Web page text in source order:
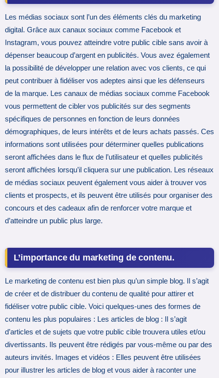
Les médias sociaux sont l’un des éléments clés du marketing
digital. Grâce aux canaux sociaux comme Facebook et
Instagram, vous pouvez atteindre votre public cible sans avoir à
dépenser beaucoup d’argent en publicités. Vous avez également
la possibilité de développer une relation avec vos clients, ce qui
peut contribuer à fidéliser vos adeptes ainsi que les défenseurs
de la marque. Les canaux de médias sociaux comme Facebook
vous permettent de cibler vos publicités sur des segments
spécifiques de personnes en fonction de leurs données
démographiques, de leurs intérêts et de leurs achats passés. Ces
informations sont utilisées pour déterminer quelles publications
seront affichées dans le flux de l’utilisateur et quelles publicités
seront affichées lorsqu’il cliquera sur une publication. Les réseaux
de médias sociaux peuvent également vous aider à trouver vos
clients et prospects, et ils peuvent être utilisés pour organiser des
concours et des cadeaux afin de renforcer votre marque et
d’atteindre un public plus large.
L’importance du marketing de contenu.
Le marketing de contenu est bien plus qu’un simple blog. Il s’agit
de créer et de distribuer du contenu de qualité pour attirer et
fidéliser votre public cible. Voici quelques-unes des formes de
contenu les plus populaires : Les articles de blog : Il s’agit
d’articles et de sujets que votre public cible trouvera utiles et/ou
divertissants. Ils peuvent être rédigés par vous-même ou par des
auteurs invités. Images et vidéos : Elles peuvent être utilisées
pour illustrer les articles de blog et vous aider à raconter une